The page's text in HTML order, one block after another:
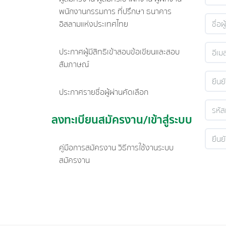
พนักงานกรรมการ ที่ปรึกษา ธนาคาร
อิสลามแห่งประเทศไทย
ประกาศผู้มีสิทธิเข้าสอบข้อเขียนและสอบ
สัมภาษณ์
ประกาศรายชื่อผู้ผ่านคัดเลือก
ลงทะเบียนสมัครงาน/เข้าสู่ระบบ
คู่มือการสมัครงาน วิธีการใช้งานระบบ
สมัครงาน